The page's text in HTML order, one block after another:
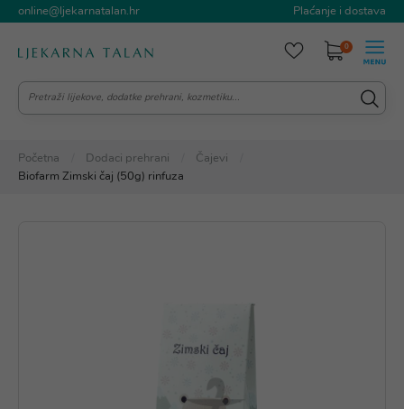
online@ljekarnatalan.hr Plaćanje i dostava
0
Početna Dodaci prehrani
Čajevi
Biofarm Zimski čaj (50g) rinfuza